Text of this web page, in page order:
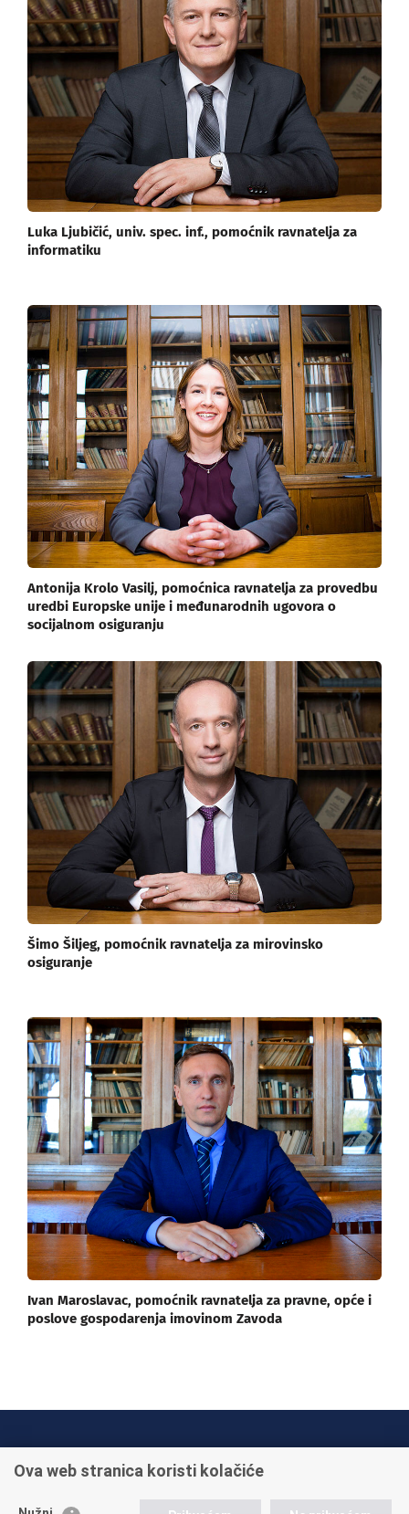
Luka Ljubičić, univ. spec. inf., pomoćnik ravnatelja za
informatiku
Antonija Krolo Vasilj, pomoćnica ravnatelja za provedbu
uredbi Europske unije i međunarodnih ugovora o
socijalnom osiguranju
Šimo Šiljeg, pomoćnik ravnatelja za mirovinsko
osiguranje
Ivan Maroslavac, pomoćnik ravnatelja za pravne, opće i
poslove gospodarenja imovinom Zavoda
+385 1 45 95 011
Ova web stranica koristi kolačiće